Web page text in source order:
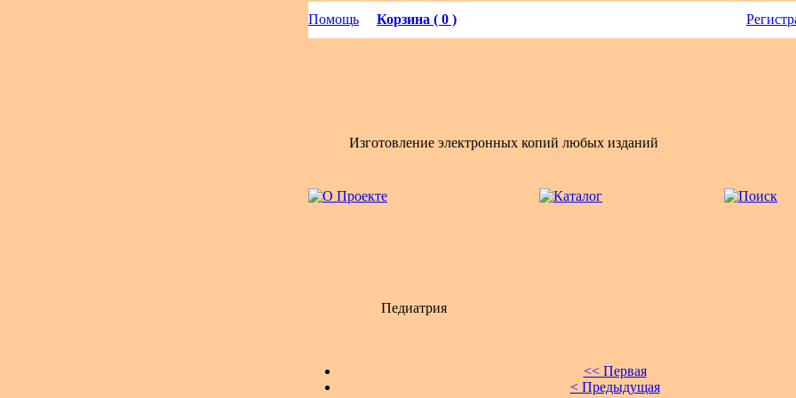
Помощь Корзина ( 0 )
Изготовление электронных копий любых изданий
Педиатрия
<< Первая
< Предыдущая